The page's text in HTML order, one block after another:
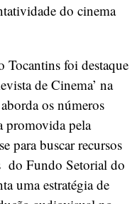
do cinema
Tocantins foi destaque
de Cinema’ na
os números
promovida pela
para buscar recursos
do Fundo Setorial do
uma estratégia de